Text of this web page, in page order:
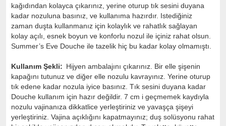
kağıdından kolayca çıkarınız, yerine oturup tık sesini duyana
kadar nozuluna basınız, ve kullanıma hazırdır. Istediğiniz
zaman duşta kullanmanız için kolaylık ve rahatlık sağlayan
kolay açılı, esnek boyun ve konforlu nozul ile içiniz rahat olsun.
Summer’s Eve Douche ile tazelik hiç bu kadar kolay olmamıştı.
Kullanım Şekli: Hijyen ambalajını çıkarınız. Bir elle şişenin
kapağını tutunuz ve diğer elle nozulu kavrayınız. Yerine oturup
tık edene kadar nozula iyice basınız. Tık sesini duyana kadar
Douche kullanım için hazır değildir. 7 cm i geçmemek kaydıyla
nozulu vajinanıza dikkatlice yerleştiriniz ve yavaşça şişeyi
yerleştiriniz. Vajina açıklığını kapatmayınız; duş solüsyonu rahat